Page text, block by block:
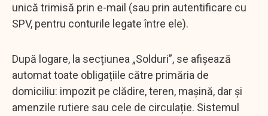
unică trimisă prin e-mail (sau prin autentificare cu
SPV, pentru conturile legate între ele).
După logare, la secțiunea „Solduri”, se afișează
automat toate obligațiile către primăria de
domiciliu: impozit pe clădire, teren, mașină, dar și
amenzile rutiere sau cele de circulație. Sistemul